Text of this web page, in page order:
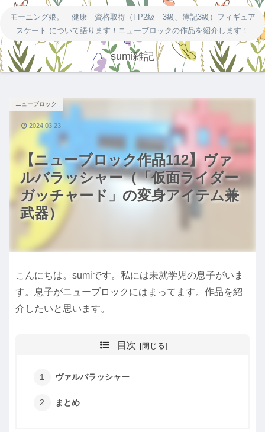
モーニング娘。 健康 資格取得（FP2級 3級、簿記3級）フィギュア
スケート について語ります！ニューブロックの作品を紹介します！
sumi雑記
【ニューブロック作品112】ヴァ
ルバラッシャー（「仮面ライダー
ガッチャード」の変身アイテム兼
武器）
ニューブロック
2024.03.23
こんにちは。sumiです。私には未就学児の息子がいま
す。息子がニューブロックにはまってます。作品を紹
介したいと思います。
目次
ヴァルバラッシャー
まとめ